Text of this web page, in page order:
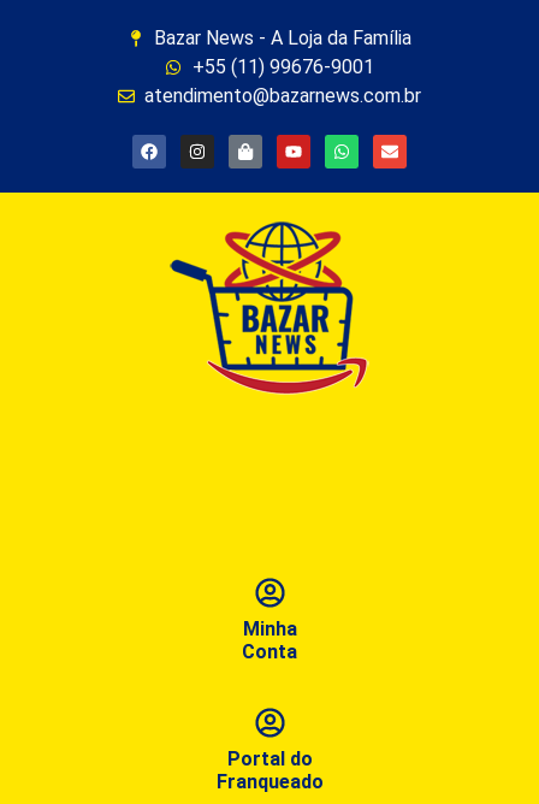
Bazar News - A Loja da Família
+55 (11) 99676-9001
atendimento@bazarnews.com.br
Minha
Conta
Portal do
Franqueado